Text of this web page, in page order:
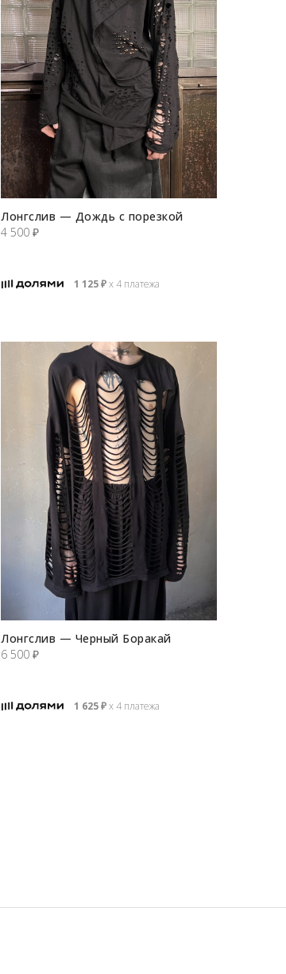
Лонгслив — Дождь с порезкой
4 500₽
1 125₽х 4 платежа
Лонгслив — Черный Боракай
6 500₽
1 625₽х 4 платежа